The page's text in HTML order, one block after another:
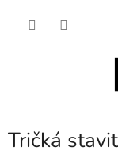
Tričká